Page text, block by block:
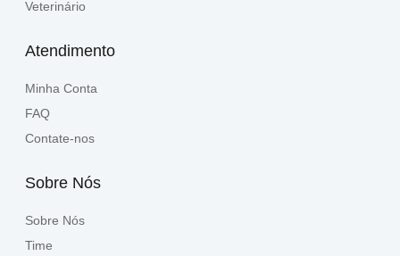
Veterinário
Atendimento
Minha Conta
FAQ
Contate-nos
Sobre Nós
Sobre Nós
Time